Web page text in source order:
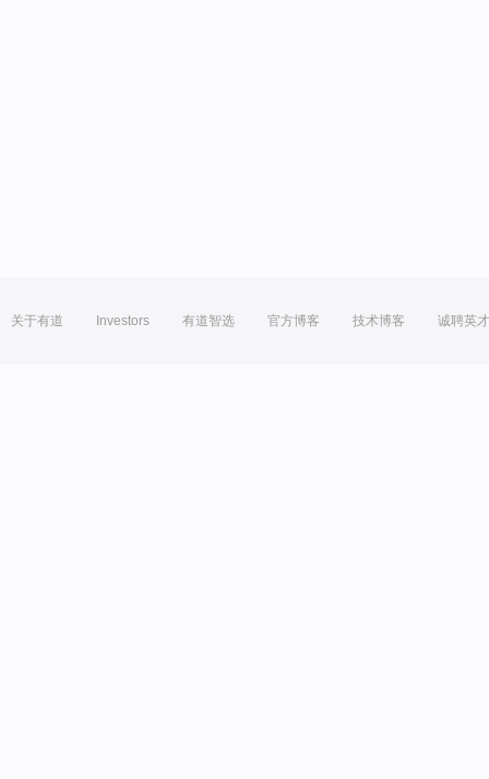
关于有道 Investors 有道智选 官方博客 技术博客 诚聘英才